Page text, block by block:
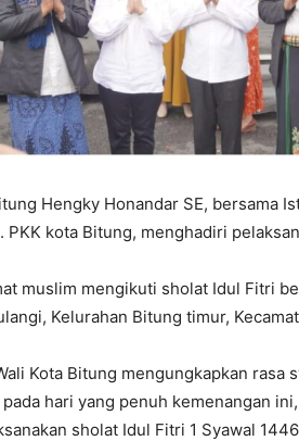
Hengky Honandar SE, bersama
PKK kota Bitung, menghadiri
muslim mengikuti sholat Idul Fitri
Kelurahan Bitung timur,
Kota Bitung mengungkapkan rasa
hari yang penuh kemenangan
sholat Idul Fitri 1 Syawal